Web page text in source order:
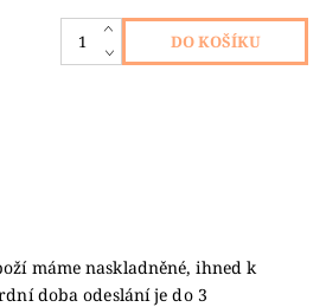
máme naskladněné, ihned k
doba odeslání je do 3